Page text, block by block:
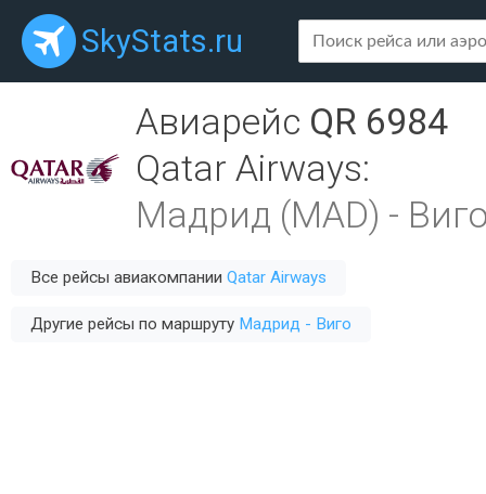
SkyStats.ru
Авиарейс QR 6984
Qatar Airways:
Мадрид (MAD) -
Все рейсы авиакомпании Qatar Airways
Другие рейсы по маршруту Мадрид - Виго